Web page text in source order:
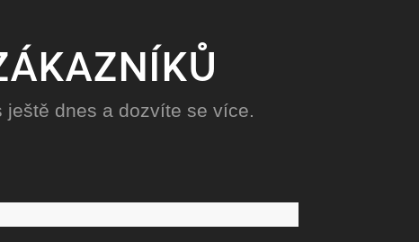
dnes a dozvíte se více.